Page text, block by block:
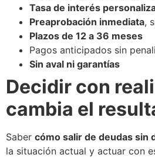
Tasa de interés
Preaprobación inmediata,
Plazos de 12 a 36 meses
Pagos anticipados sin
Sin aval ni garantías
Decidir con
cambia el
Saber cómo salir de deudas sin
la situación actual y actuar con